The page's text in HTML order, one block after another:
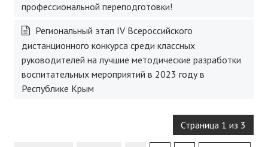
профессиональной переподготовки!
Региональный этап IV Всероссийского
дистанционного конкурса среди классных
руководителей на лучшие методические разработки
воспитательных мероприятий в 2023 году в
Республике Крым
Страница 1 из 3